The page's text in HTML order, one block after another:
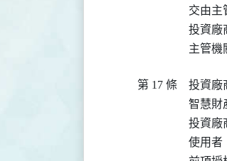
交由主
投資廠
主管機
第 17 條
投資廠
智慧財
投資廠
使用者